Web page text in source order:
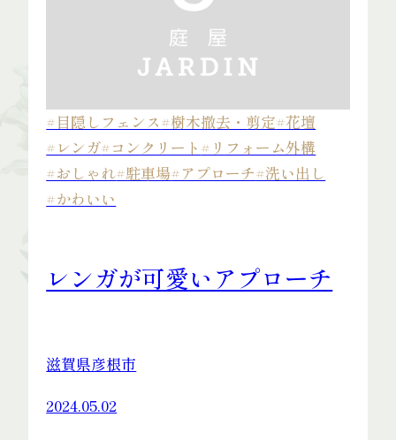
#目隠しフェンス#樹木撤去・剪定#花壇
#レンガ#コンクリート #リフォーム外構
#おしゃれ#駐車場#アプローチ#洗い出し
#かわいい
レンガが可愛いアプローチ
滋賀県彦根市
2024.05.02